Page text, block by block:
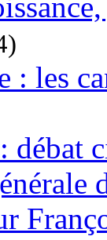
: les
débat